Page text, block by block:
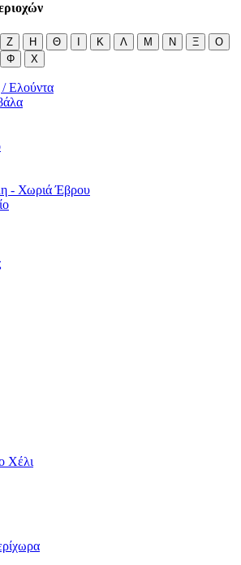
Ζ Η Θ Ι Κ Λ Μ Ν Ξ
Ο
Φ Χ
/ Ελούντα
- Χωριά Έβρου
Χέλι